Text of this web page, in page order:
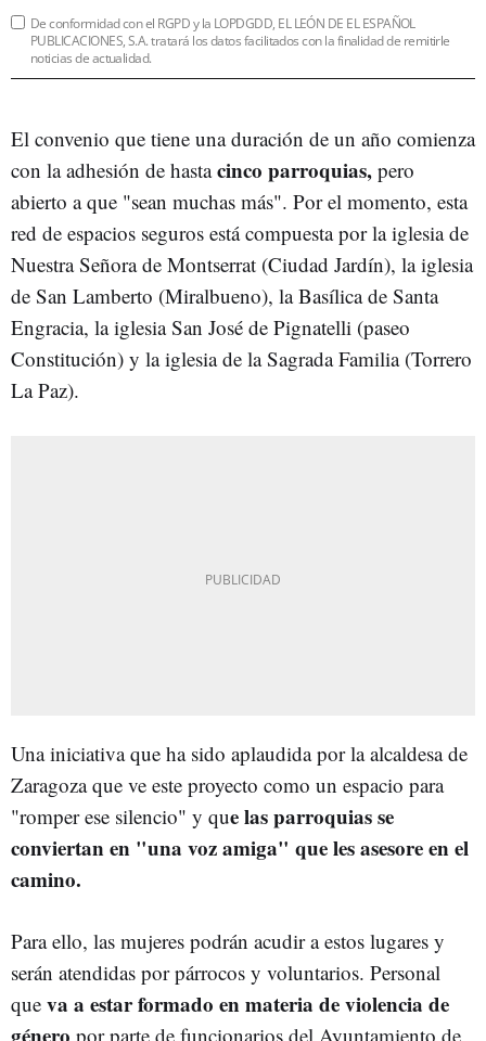
De conformidad con el RGPD y la LOPDGDD, EL LEÓN DE EL ESPAÑOL
PUBLICACIONES, S.A. tratará los datos facilitados con la finalidad de remitirle
noticias de actualidad.
El convenio que tiene una duración de un año comienza
con la adhesión de hastacinco parroquias, pero
abierto a que "sean muchas más". Por el momento, esta
red de espacios seguros está compuesta por la iglesia de
Nuestra Señora de Montserrat (Ciudad Jardín), la iglesia
de San Lamberto (Miralbueno), la Basílica de Santa
Engracia, la iglesia San José de Pignatelli (paseo
Constitución) y la iglesia de la Sagrada Familia (Torrero
La Paz).
Una iniciativa que ha sido aplaudida por la alcaldesa de
Zaragoza que ve este proyecto como un espacio para
"romper ese silencio" y que las parroquias se
conviertan en "una voz amiga" que les asesore en el
camino.
Para ello, las mujeres podrán acudir a estos lugares y
serán atendidas por párrocos y voluntarios. Personal
que va a estar formado en materia de violencia de
género por parte de funcionarios del Ayuntamiento de